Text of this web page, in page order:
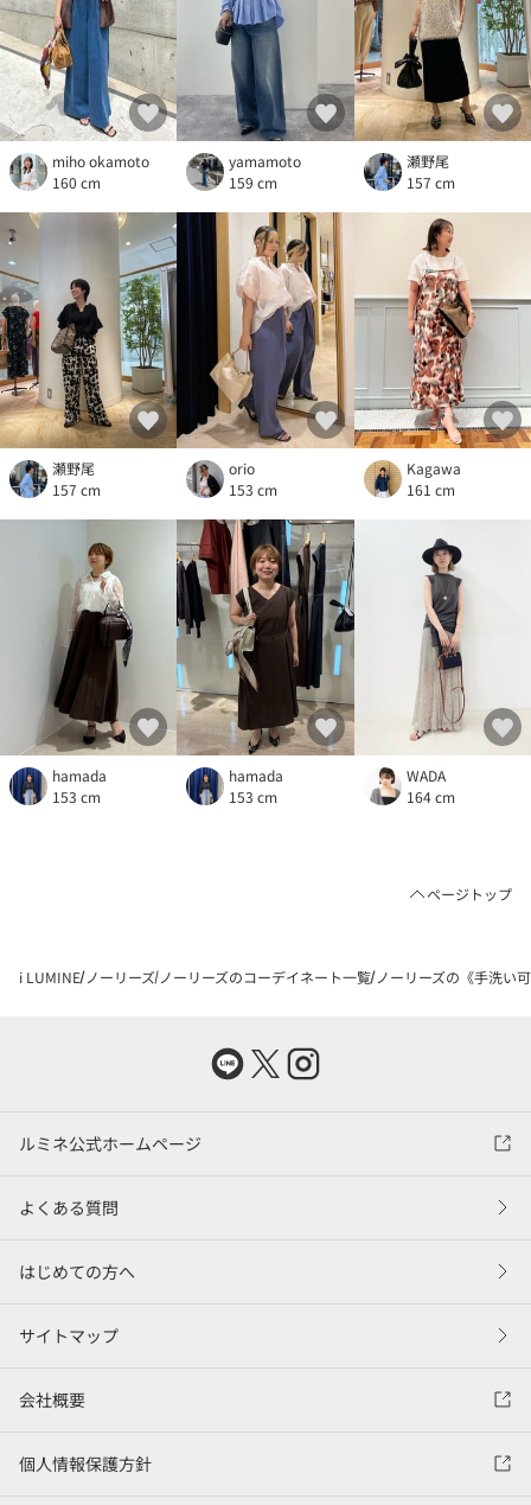
miho okamoto
160 cm
yamamoto
159 cm
瀬野尾
157 cm
瀬野尾
157 cm
orio
153 cm
Kagawa
161 cm
hamada
153 cm
hamada
153 cm
WADA
164 cm
ページトップ
i LUMINE ノーリーズ ノーリーズのコーデイネート一覧 ノーリーズの《手洗い
ルミネ公式ホームページ
よくある質問
はじめての方へ
サイトマップ
会社概要
個人情報保護方針